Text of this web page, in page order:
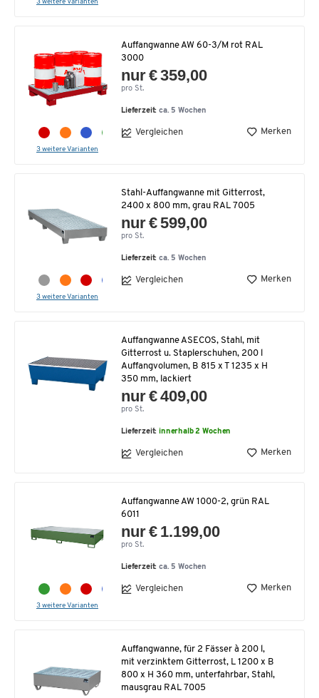
3 weitere Varianten
Auffangwanne AW 60-3/M rot RAL
3000
nur € 359,00
pro St.
Lieferzeit:ca. 5 Wochen
Vergleichen Merken
3 weitere Varianten
Stahl-Auffangwanne mit Gitterrost,
2400 x 800 mm, grau RAL 7005
nur € 599,00
pro St.
Lieferzeit:ca. 5 Wochen
Vergleichen Merken
Auffangwanne ASECOS, Stahl, mit
Gitterrost u. Staplerschuhen, 200 l
Auffangvolumen, B 815 x T 1235 x H
350 mm, lackiert
nur € 409,00
pro St.
Lieferzeit:innerhalb 2 Wochen
Vergleichen Merken
3 weitere Varianten
Auffangwanne AW 1000-2, grün RAL
6011
nur € 1.199,00
pro St.
Lieferzeit:ca. 5 Wochen
Vergleichen Merken
Auffangwanne, für 2 Fässer à 200 l,
mit verzinktem Gitterrost, L 1200 x B
800 x H 360 mm, unterfahrbar, Stahl,
mausgrau RAL 7005